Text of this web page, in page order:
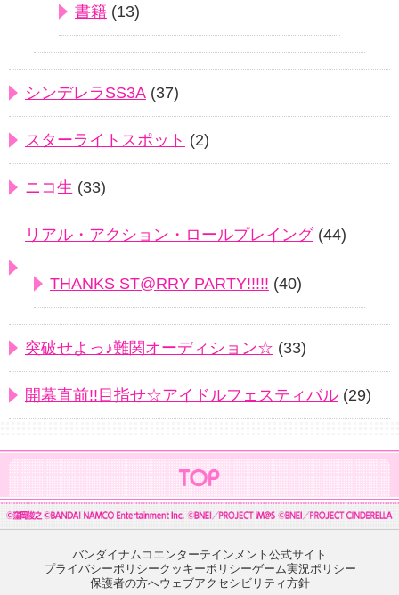
書籍 (13)
シンデレラSS3A (37)
スターライトスポット (2)
ニコ生 (33)
リアル・アクション・ロールプレイング(44)
THANKS ST@RRY PARTY!!!!! (40)
突破せよっ♪難関オーディション☆ (33)
開幕直前!!目指せ☆アイドルフェスティバル (29)
バンダイナムコエンターテインメント公式サイト
プライバシーポリシークッキーポリシーゲーム実況ポリシー
保護者の方へウェブアクセシビリティ方針